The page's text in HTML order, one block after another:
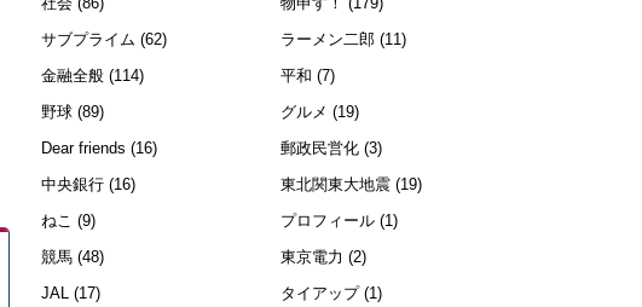
サブプライム (62)
金融全般 (114)
野球 (89)
Dear friends (16)
中央銀行 (16)
ねこ (9)
競馬 (48)
JAL (17)
ラーメン二郎(11)
平和 (7)
グルメ (19)
郵政民営化(3)
東北関東大地震(19)
プロフィール(1)
東京電力 (2)
タイアップ(1)